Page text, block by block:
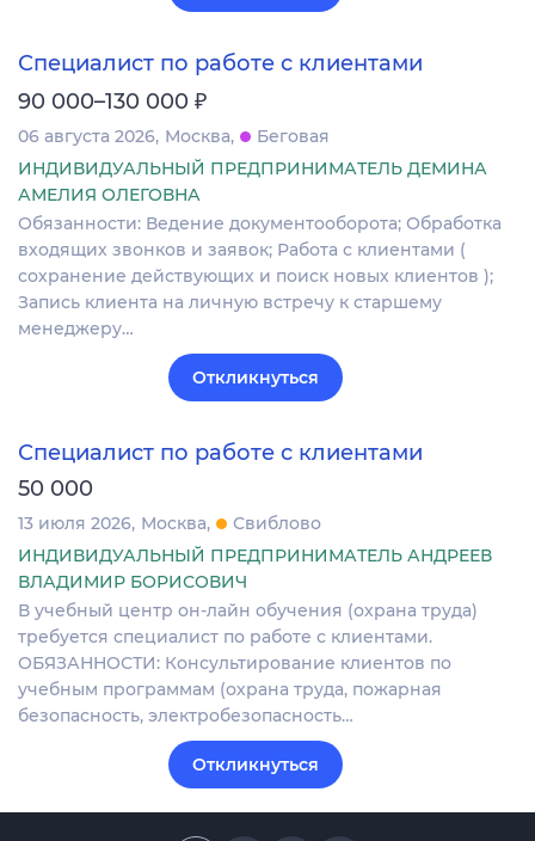
Специалист по работе с клиентами
90 000–130 000 ₽
06 августа 2026 Москва
Беговая
ИНДИВИДУАЛЬНЫЙ ПРЕДПРИНИМАТЕЛЬ ДЕМИНА
АМЕЛИЯ ОЛЕГОВНА
Обязанности: Ведение документооборота; Обработка
входящих звонков и заявок; Работа с клиентами (
сохранение действующих и поиск новых клиентов );
Запись клиента на личную встречу к старшему
менеджеру…
Откликнуться
Специалист по работе с клиентами
50 000
13 июля 2026 Москва
Свиблово
ИНДИВИДУАЛЬНЫЙ ПРЕДПРИНИМАТЕЛЬ АНДРЕЕВ
ВЛАДИМИР БОРИСОВИЧ
В учебный центр он-лайн обучения (охрана труда)
требуется специалист по работе с клиентами.
ОБЯЗАННОСТИ: Консультирование клиентов по
учебным программам (охрана труда, пожарная
безопасность, электробезопасность…
Откликнуться